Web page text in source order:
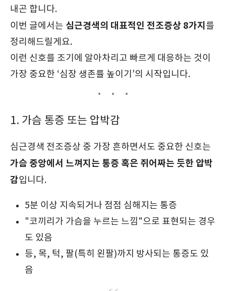
내곤 합니다.
이번 글에서는 심근경색의 대표적인 전조증상 8가지 를
정리해드릴게요.
이런 신호를 조기에 알아차리고 빠르게 대응하는 것이
가장 중요한 ‘심장 생존률 높이기’의 시작입니다.
1. 가슴 통증 또는 압박감
심근경색 전조증상 중 가장 흔하면서도 중요한 신호는
가슴 중앙에서 느껴지는 통증 혹은 쥐어짜는 듯한 압박
감입니다.
5분 이상 지속되거나 점점 심해지는 통증
"코끼리가 가슴을 누르는 느낌"으로 표현되는 경우
도 있음
등, 목, 턱, 팔(특히 왼팔)까지 방사되는 통증도 있
음